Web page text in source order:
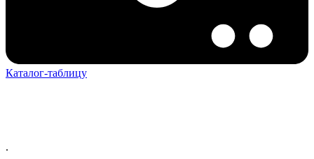
Каталог-таблицу
.